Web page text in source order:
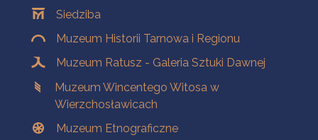
Siedziba
Muzeum Historii Tarnowa i Regionu
Muzeum Ratusz - Galeria Sztuki Dawnej
Muzeum Wincentego Witosa w
Wierzchosławicach
Muzeum Etnograficzne